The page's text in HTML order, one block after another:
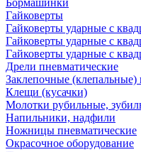
Бормашинки
Гайковерты
Гайковерты ударные с
Гайковерты ударные с
Гайковерты ударные с
Дрели пневматические
Заклепочные
Клещи (кусачки)
Молотки рубильные,
Напильники, надфили
Ножницы пневматические
Окрасочное оборудование